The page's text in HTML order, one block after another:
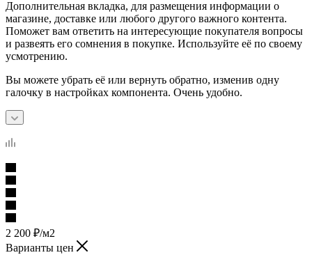
Дополнительная вкладка, для размещения информации о
магазине, доставке или любого другого важного контента.
Поможет вам ответить на интересующие покупателя вопросы
и развеять его сомнения в покупке. Используйте её по своему
усмотрению.
Вы можете убрать её или вернуть обратно, изменив одну
галочку в настройках компонента. Очень удобно.
2 200 ₽/м2
Варианты цен